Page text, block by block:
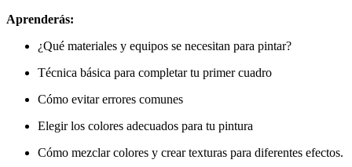
Aprenderás:
¿Qué materiales y equipos se necesitan para pintar?
Técnica básica para completar tu primer cuadro
Cómo evitar errores comunes
Elegir los colores adecuados para tu pintura
Cómo mezclar colores y crear texturas para diferentes efectos.